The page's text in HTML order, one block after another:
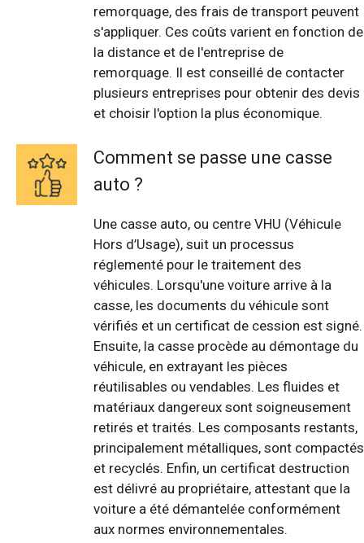
remorquage, des frais de transport peuvent
s'appliquer. Ces coûts varient en fonction de
la distance et de l'entreprise de
remorquage. Il est conseillé de contacter
plusieurs entreprises pour obtenir des devis
et choisir l'option la plus économique.
Comment se passe une casse
auto ?
Une casse auto, ou centre VHU (Véhicule
Hors d’Usage), suit un processus
réglementé pour le traitement des
véhicules. Lorsqu'une voiture arrive à la
casse, les documents du véhicule sont
vérifiés et un certificat de cession est signé.
Ensuite, la casse procède au démontage du
véhicule, en extrayant les pièces
réutilisables ou vendables. Les fluides et
matériaux dangereux sont soigneusement
retirés et traités. Les composants restants,
principalement métalliques, sont compactés
et recyclés. Enfin, un certificat destruction
est délivré au propriétaire, attestant que la
voiture a été démantelée conformément
aux normes environnementales.